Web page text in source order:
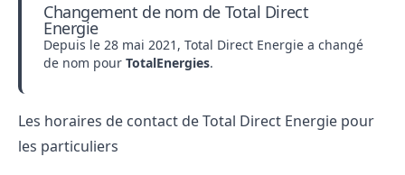
Changement de nom de Total Direct
Energie
Depuis le 28 mai 2021, Total Direct Energie a changé
de nom pour TotalEnergies.
Les horaires de contact de Total Direct Energie pour
les particuliers